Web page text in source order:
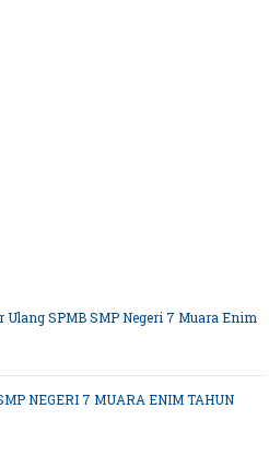
SPMB SMP Negeri 7 Muara Enim
NEGERI 7 MUARA ENIM TAHUN